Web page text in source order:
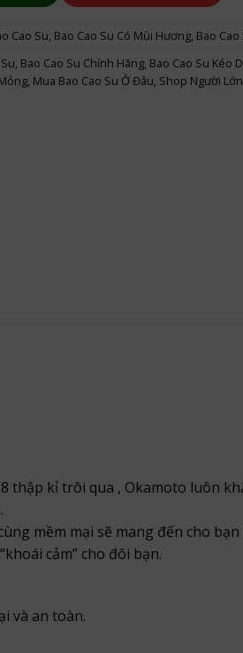
Cao Su, Bao Cao Su Có Mùi Hương, Bao
, Bao Cao Su Chính Hãng, Bao Cao Su Kéo
, Mua Bao Cao Su Ở Đâu, Shop Người Lớn
thập kỉ trôi qua , Okamoto luôn
mềm mại sẽ mang đến cho
cảm” cho đôi bạn.
và an toàn.